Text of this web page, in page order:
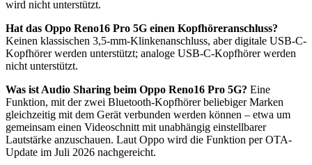
wird nicht unterstützt.
Hat das Oppo Reno16 Pro 5G einen Kopfhöreranschluss?
Keinen klassischen 3,5-mm-Klinkenanschluss, aber digitale USB-C-
Kopfhörer werden unterstützt; analoge USB-C-Kopfhörer werden
nicht unterstützt.
Was ist Audio Sharing beim Oppo Reno16 Pro 5G? Eine
Funktion, mit der zwei Bluetooth-Kopfhörer beliebiger Marken
gleichzeitig mit dem Gerät verbunden werden können – etwa um
gemeinsam einen Videoschnitt mit unabhängig einstellbarer
Lautstärke anzuschauen. Laut Oppo wird die Funktion per OTA-
Update im Juli 2026 nachgereicht.